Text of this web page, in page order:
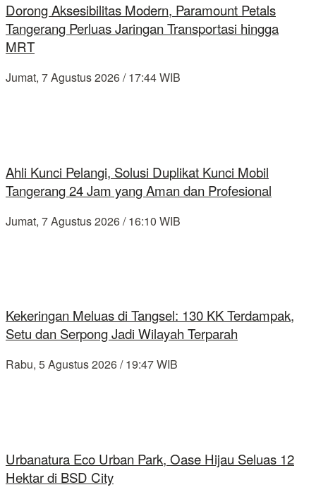
Dorong Aksesibilitas Modern, Paramount Petals
Tangerang Perluas Jaringan Transportasi hingga
MRT
Jumat, 7 Agustus 2026 / 17:44 WIB
Ahli Kunci Pelangi, Solusi Duplikat Kunci Mobil
Tangerang 24 Jam yang Aman dan Profesional
Jumat, 7 Agustus 2026 / 16:10 WIB
Kekeringan Meluas di Tangsel: 130 KK Terdampak,
Setu dan Serpong Jadi Wilayah Terparah
Rabu, 5 Agustus 2026 / 19:47 WIB
Urbanatura Eco Urban Park, Oase Hijau Seluas 12
Hektar di BSD City